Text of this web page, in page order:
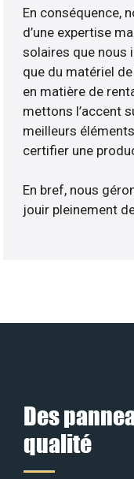
En conséquence,
d’une expertise
solaires que nous
que du matériel
en matière de
mettons l’accent
meilleurs
certifier une
En bref, nous
jouir pleinement
Des
qualité